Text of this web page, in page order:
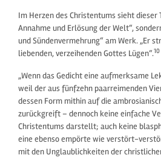
Im Herzen des Christentums sieht dieser
Annahme und Erlösung der Welt“,
und Sündenvermehrung“ am Werk. „Er
liebenden, verzeihenden Gottes Lügen“.10
„Wenn das Gedicht eine aufmerksame
weil der aus fünfzehn paarreimenden
dessen Form mithin auf die
zurückgreift – dennoch keine einfache
Christentums darstellt; auch keine
eine ebenso empörte wie verstört-
mit den Unglaublichkeiten der